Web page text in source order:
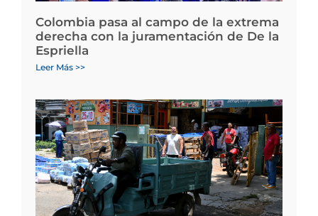
Colombia pasa al campo de la extrema
derecha con la juramentación de De la
Espriella
Leer Más >>